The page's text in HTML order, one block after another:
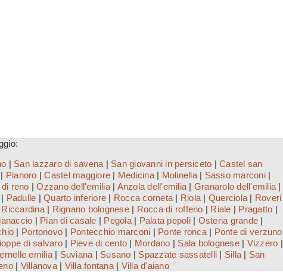
| San lazzaro di savena | San giovanni in persiceto | Castel san
| Pianoro |Castel maggiore | Medicina| Molinella| Sasso marconi|
reno |Ozzano dell'emilia| Anzola dell'emilia | Granarolo dell'emilia |
Padulle | Quarto inferiore | Rocca corneta | Riola | Querciola | Roveri
Riccardina| Rignano bolognese| Rocca di roffeno | Riale | Pragatto |
| Pian di casale | Pegola| Palata pepoli| Osteria grande |
| Portonovo | Pontecchio marconi | Ponte ronca| Ponte di verzuno
di salvaro| Pieve di cento | Mordano | Sala bolognese| Vizzero |
emilia| Suviana | Susano | Spazzate sassatelli | Silla | San
| Villanova| Villa fontana| Villa d'aiano